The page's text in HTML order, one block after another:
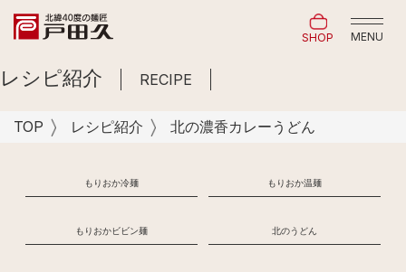
SHOP MENU
レシピ紹介 RECIPE
TOP レシピ紹介 北の濃香カレーうどん
もりおか冷麺 もりおか温麺
もりおかビビン麺 北のうどん